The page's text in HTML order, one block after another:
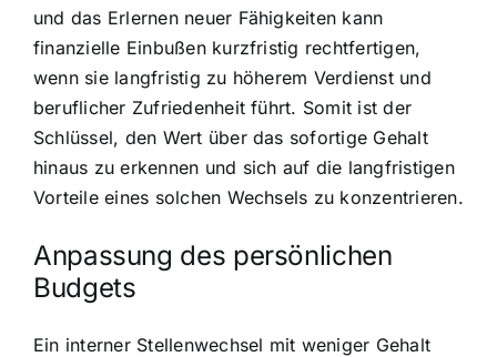
und das Erlernen neuer Fähigkeiten kann
finanzielle Einbußen kurzfristig rechtfertigen,
wenn sie langfristig zu höherem Verdienst und
beruflicher Zufriedenheit führt. Somit ist der
Schlüssel, den Wert über das sofortige Gehalt
hinaus zu erkennen und sich auf die langfristigen
Vorteile eines solchen Wechsels zu konzentrieren.
Anpassung des persönlichen
Budgets
Ein interner Stellenwechsel mit weniger Gehalt